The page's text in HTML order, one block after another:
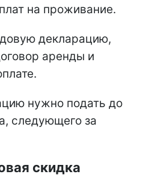
на проживание.
декларацию,
аренды и
нужно подать до
следующего за
скидка